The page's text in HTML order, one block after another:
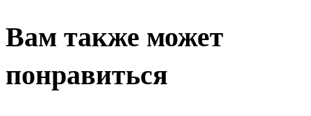
Вам также может
понравиться